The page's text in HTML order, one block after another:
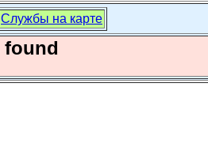
Службы на карте
found